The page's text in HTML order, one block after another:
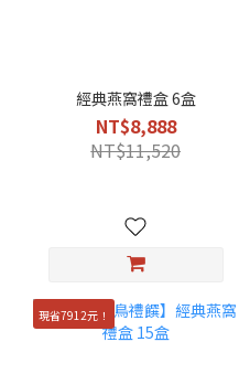
經典燕窩禮盒 6盒
NT$8,888
NT$11,520
現省7912元！